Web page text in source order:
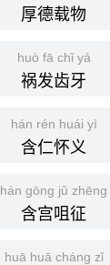
厚德载物
huò fā chǐ yá
祸发齿牙
hán rén huái yì
含仁怀义
hán gōng jǔ zhēng
含宫咀征
huā huā cháng zǐ